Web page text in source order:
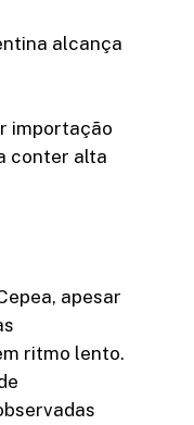
alcança
importação
conter alta
apesar
ritmo lento.